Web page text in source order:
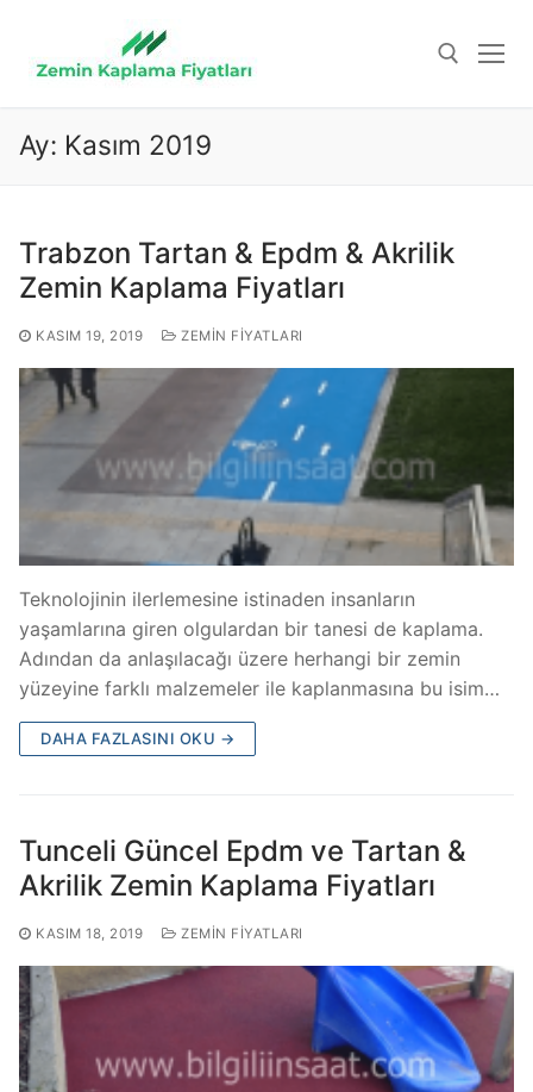
Ay: Kasım 2019
Trabzon Tartan & Epdm & Akrilik
Zemin Kaplama Fiyatları
KASIM 19, 2019 ZEMIN FIYATLARI
Teknolojinin ilerlemesine istinaden insanların
yaşamlarına giren olgulardan bir tanesi de kaplama.
Adından da anlaşılacağı üzere herhangi bir zemin
yüzeyine farklı malzemeler ile kaplanmasına bu isim…
DAHA FAZLASINI OKU →
Tunceli Güncel Epdm ve Tartan &
Akrilik Zemin Kaplama Fiyatları
KASIM 18, 2019 ZEMIN FIYATLARI